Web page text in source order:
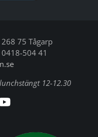
75 Tågarp
504 41
12-12.30